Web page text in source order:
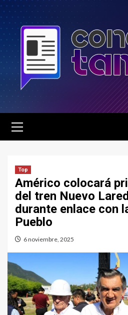
Saltar
al
contenido
principal
Top
Américo colocará
del tren Nuevo
durante enlace con
Pueblo
6 noviembre, 2025